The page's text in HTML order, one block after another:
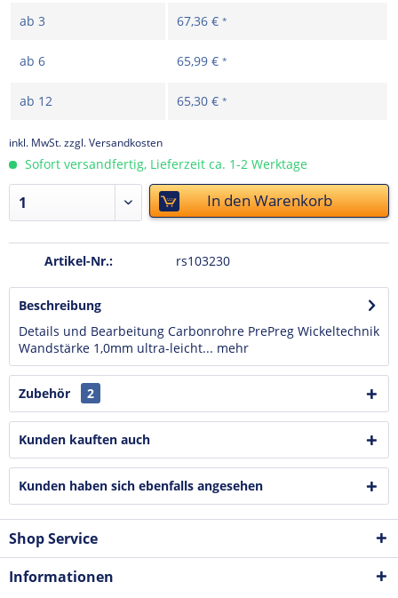
ab 3 67,36 € *
ab 6 65,99 € *
ab 12 65,30 € *
inkl. MwSt.zzgl. Versandkosten
Sofort versandfertig, Lieferzeit ca. 1-2 Werktage
In denWarenkorb
Artikel-Nr.: rs103230
Beschreibung
Details und Bearbeitung Carbonrohre PrePreg Wickeltechnik
Wandstärke 1,0mm ultra-leicht... mehr
Zubehör 2
Kunden kauften auch
Kunden haben sich ebenfalls angesehen
Shop Service
Informationen